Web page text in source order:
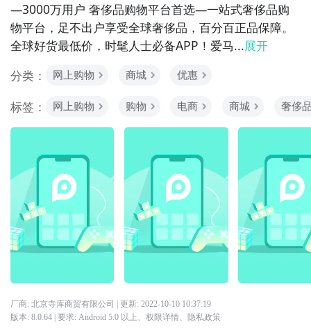
—3000万用户 奢侈品购物平台首选—一站式奢侈品购
物平台，足不出户享受全球奢侈品，百分百正品保障。
全球好货最低价，时髦人士必备APP！爱马...展开
分类：
网上购物 商城 优惠
标签： 网上购物 购物 电商 商城 奢侈
厂商: 北京寺库商贸有限公司 | 更新: 2022-10-10 10:37:19
版本: 8.0.64| 要求: Android 5.0 以上、 权限详情、 隐私政策